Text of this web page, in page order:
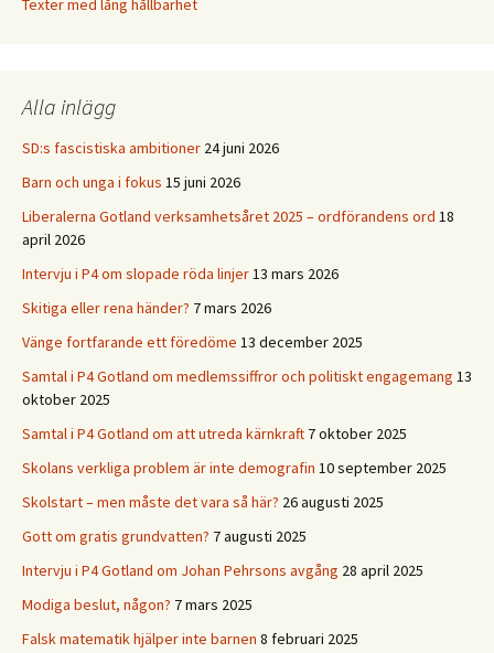
Texter med lång hållbarhet
Alla inlägg
SD:s fascistiska ambitioner 24 juni 2026
Barn och unga i fokus 15 juni 2026
Liberalerna Gotland verksamhetsåret 2025 – ordförandens ord 18
april 2026
Intervju i P4 om slopade röda linjer13 mars 2026
Skitiga eller rena händer? 7 mars 2026
Vänge fortfarande ett föredöme 13 december 2025
Samtal i P4 Gotland om medlemssiffror och politiskt engagemang 13
oktober 2025
Samtal i P4 Gotland om att utreda kärnkraft 7 oktober 2025
Skolans verkliga problem är inte demografin 10 september 2025
Skolstart – men måste det vara så här? 26 augusti 2025
Gott om gratis grundvatten? 7 augusti 2025
Intervju i P4 Gotland om Johan Pehrsons avgång 28 april 2025
Modiga beslut, någon? 7 mars 2025
Falsk matematik hjälper inte barnen 8 februari 2025